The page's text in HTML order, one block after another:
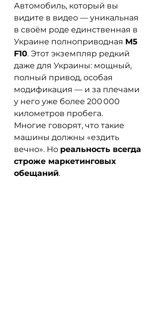
Автомобиль, который вы
видите в видео — уникальная
в своём роде единственная в
Украине полноприводная М5
F10. Этот экземпляр редкий
даже для Украины: мощный,
полный привод, особая
модификация — и за плечами
у него уже более 200 000
километров пробега.
Многие говорят, что такие
машины должны «ездить
вечно». Но реальность всегда
строже маркетинговых
обещаний.